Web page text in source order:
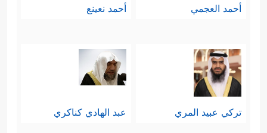
أحمد العجمي أحمد نعينع
تركي عبيد المري عبد الهادي كناكري